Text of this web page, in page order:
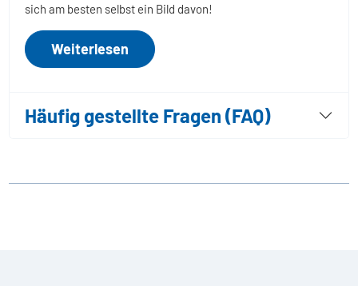
sich am besten selbst ein Bild davon!
Weiterlesen
Häufig gestellte Fragen (FAQ)